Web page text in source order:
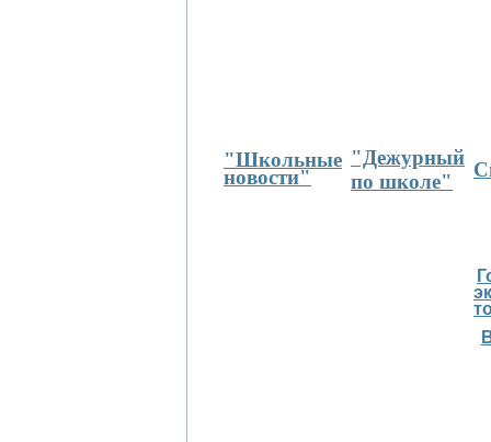
"Школьные
новости"
"Дежурный
по школе"